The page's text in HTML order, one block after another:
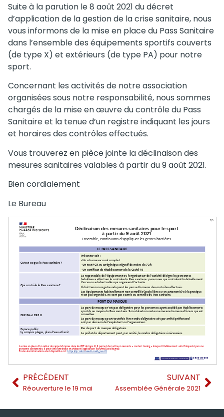
Suite à la parution le 8 août 2021 du décret
d’application de la gestion de la crise sanitaire, nous
vous informons de la mise en place du Pass Sanitaire
dans l’ensemble des équipements sportifs couverts
(de type X) et extérieurs (de type PA) pour notre
sport.
Concernant les activités de notre association
organisées sous notre responsabilité, nous sommes
chargés de la mise en œuvre du contrôle du Pass
Sanitaire et la tenue d’un registre indiquant les jours
et horaires des contrôles effectués.
Vous trouverez en pièce jointe la déclinaison des
mesures sanitaires valables à partir du 9 août 2021.
Bien cordialement
Le Bureau
PRÉCÉDENT
Réouverture le 19 mai
SUIVANT
Assemblée Générale 2021